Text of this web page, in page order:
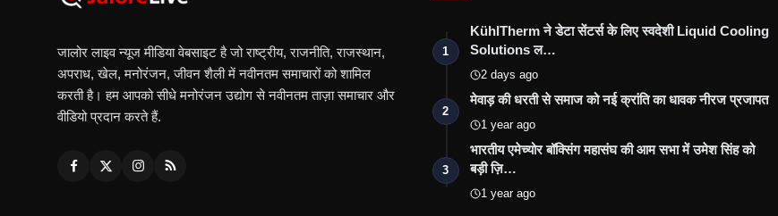
जालोर लाइव न्यूज मीडिया वेबसाइट है जो राष्ट्रीय, राजनीति, राजस्थान,
अपराध, खेल, मनोरंजन, जीवन शैली में नवीनतम समाचारों को शामिल
करती है। हम आपको सीधे मनोरंजन उद्योग से नवीनतम ताज़ा समाचार और
वीडियो प्रदान करते हैं.
1
KühlTherm ने डेटा सेंटर्स के लिए स्वदेशी Liquid Cooling
Solutions ल…
2 days ago
2
मेवाड़ की धरती से समाज को नई क्रांति का धावक नीरज प्रजापत
1 year ago
3
भारतीय एमेच्योर बॉक्सिंग महासंघ की आम सभा में उमेश सिंह को
बड़ी ज़ि…
1 year ago